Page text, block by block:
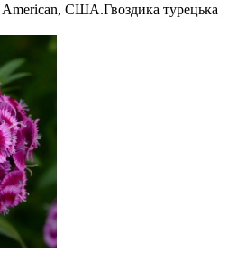
США.Гвоздика турецька